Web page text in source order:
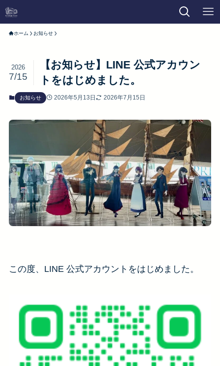
ホーム お知らせ
【お知らせ】LINE 公式アカウン
トをはじめました。
2026
7/15
お知らせ 2026年5月13日 2026年7月15日
この度、LINE 公式アカウントをはじめました。